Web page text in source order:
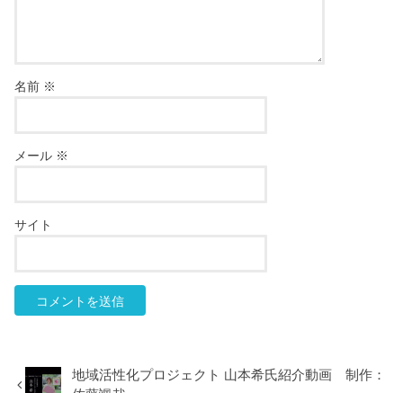
名前 ※
メール ※
サイト
地域活性化プロジェクト 山本希氏紹介動画 制作：